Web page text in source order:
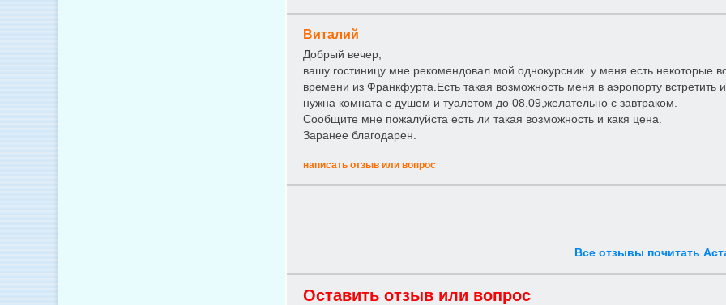
Виталий
Добрый вечер,
вашу гостиницу мне рекомендовал мой однокурсник. у меня есть некоторые
времени из Франкфурта.Есть такая возможность меня в аэропорту встретить
нужна комната с душем и туалетом до 08.09,желательно с завтраком.
Сообщите мне пожалуйста есть ли такая возможность и какя цена.
Заранее благодарен.
написать отзыв или вопрос
Все отзывы почитать
Оставить отзыв или вопрос